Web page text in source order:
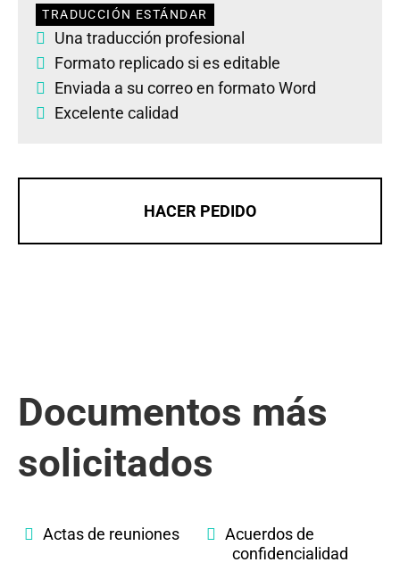
TRADUCCIÓN ESTÁNDAR
Una traducción profesional
Formato replicado si es editable
Enviada a su correo en formato Word
Excelente calidad
HACER PEDIDO
Documentos más
solicitados
Actas de reuniones
Acuerdos de
confidencialidad